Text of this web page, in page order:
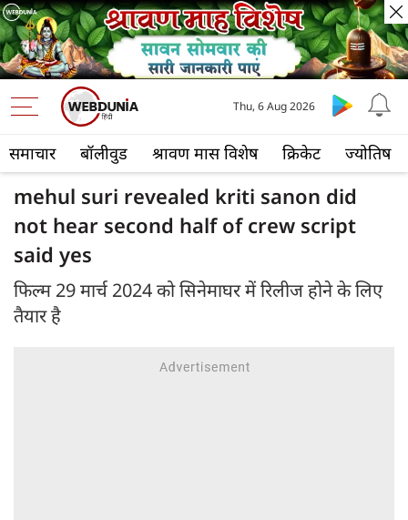
समाचार बॉलीवुड श्रावण मास विशेष क्रिकेट ज्योतिष
Thu, 6 Aug 2026
mehul suri revealed kriti sanon did
not hear second half of crew script
said yes
फिल्म 29 मार्च 2024 को सिनेमाघर में रिलीज होने के लिए
तैयार है